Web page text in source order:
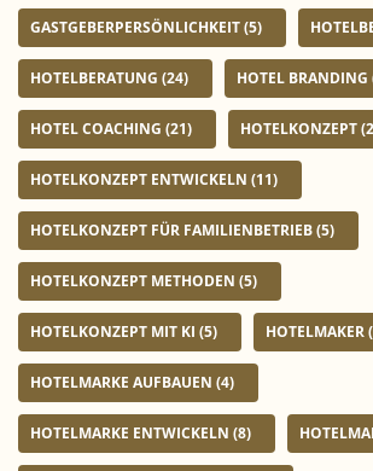
GASTGEBERPERSÖNLICHKEIT(5)
HOTELBERATUNG (24) HOTEL BRANDING
HOTEL COACHING (21) HOTELKONZEPT
HOTELKONZEPT ENTWICKELN (11)
HOTELKONZEPT FÜR FAMILIENBETRIEB(5)
HOTELKONZEPT METHODEN (5)
HOTELKONZEPT MIT KI (5) HOTELMAKER
HOTELMARKE AUFBAUEN (4)
HOTELMARKE ENTWICKELN (8)